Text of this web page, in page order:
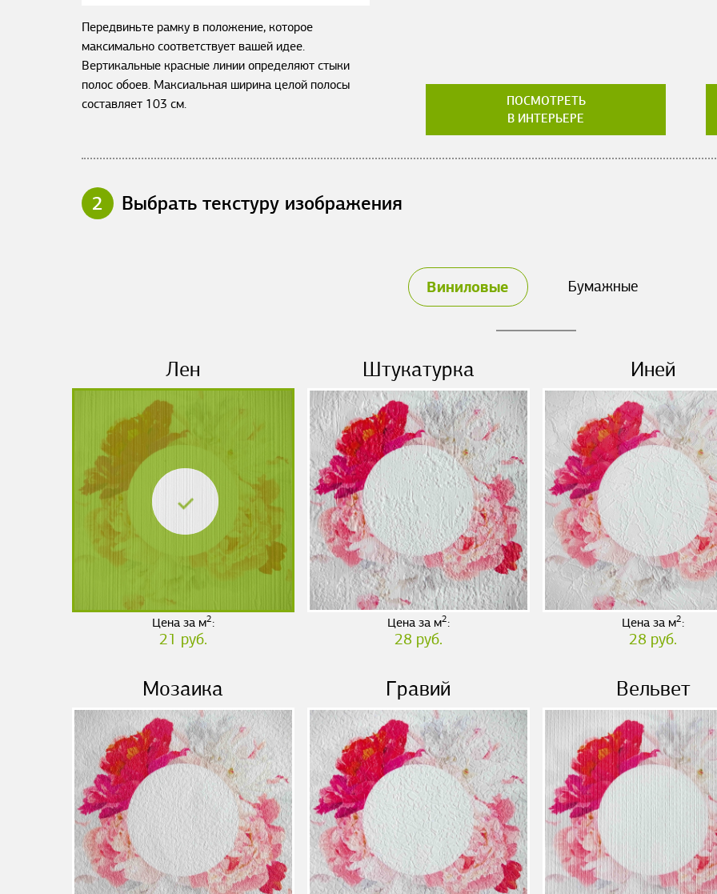
Передвиньте рамку в положение, которое
максимально соответствует вашей идее.
Вертикальные красные линии определяют стыки
полос обоев. Максиальная ширина целой полосы
составляет 103 см.
ПОСМОТРЕТЬ
В ИНТЕРЬЕРЕ
2 Выбрать текстуру изображения
Виниловые Бумажные
Лен
Цена за м2:
21 руб.
Штукатурка
Цена за м2:
28 руб.
Иней
Цена за м2:
28 руб.
Мозаика Гравий Вельвет